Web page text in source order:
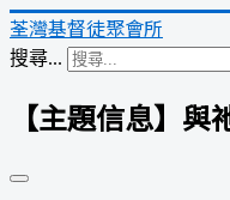
荃灣基督徒聚會所
搜尋...
【主題信息】